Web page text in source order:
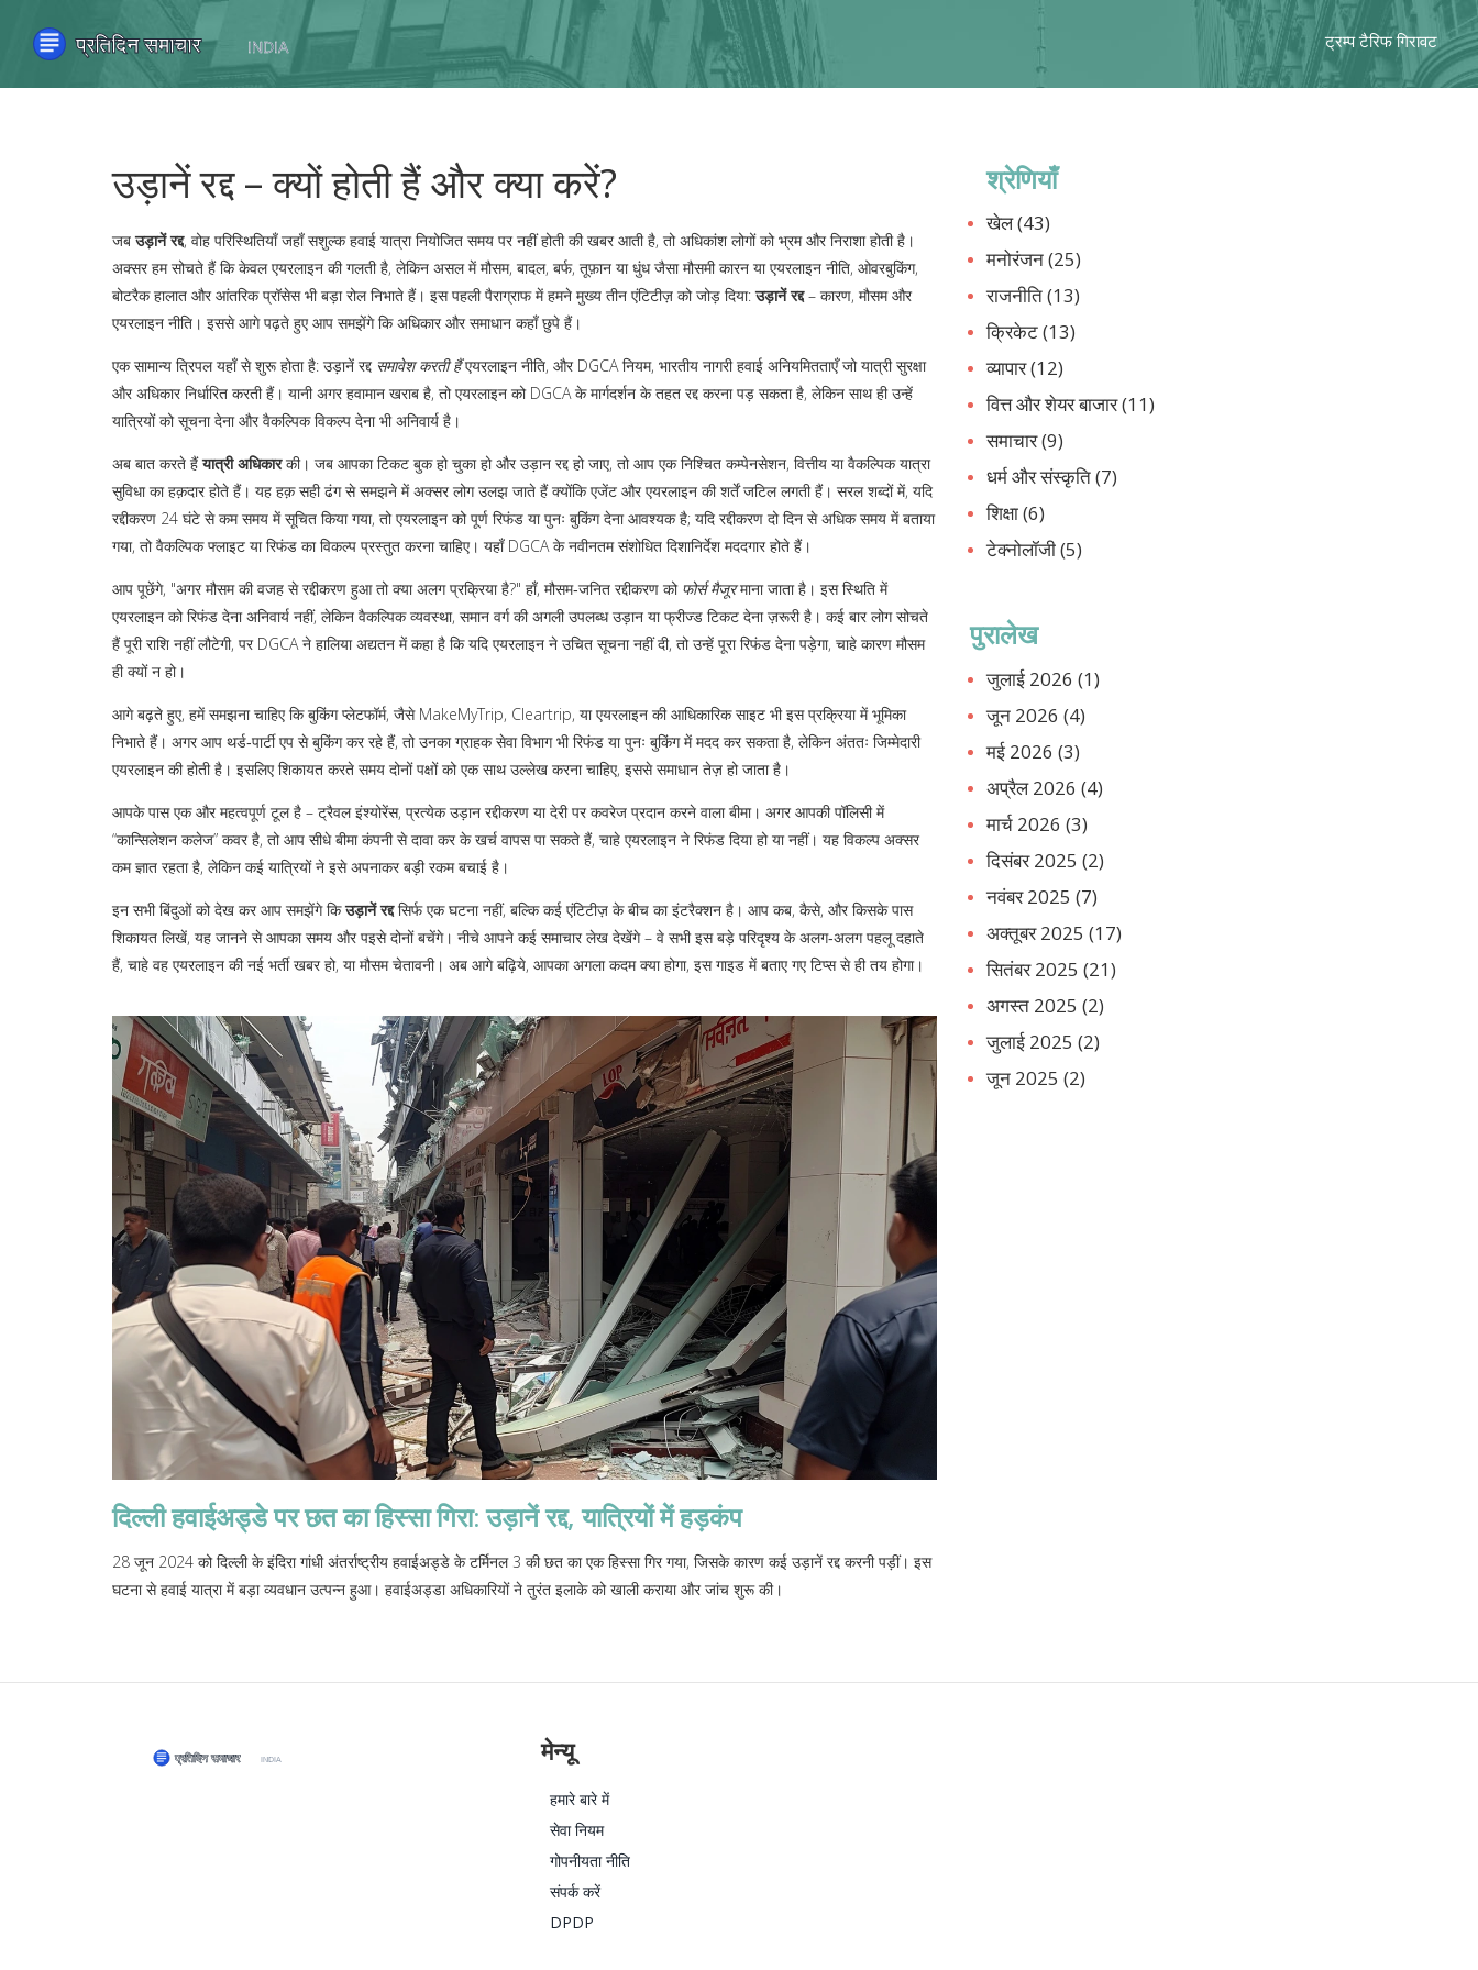
ट्रम्प टैरिफ गिरावट
उड़ानें रद्द – क्यों होती हैं और क्या करें?
जबउड़ानें रद्द, वोह परिस्थितियाँ जहाँ सशुल्क हवाई यात्रा नियोजित समय पर नहीं होतीकी खबर आती है, तो अधिकांश लोगों को भ्रम और निराशा होती है।
अक्सर हम सोचते हैं कि केवल एयरलाइन की गलती है, लेकिन असल मेंमौसम, बादल, बर्फ, तूफ़ान या धुंध जैसा मौसमी कारन याएयरलाइन नीति, ओवरबुकिंग,
बोटरैक हालात और आंतरिक प्रॉसेसभी बड़ा रोल निभाते हैं। इस पहली पैराग्राफ में हमने मुख्य तीन एंटिटीज़ को जोड़ दिया:उड़ानें रद्द– कारण, मौसम और
एयरलाइन नीति। इससे आगे पढ़ते हुए आप समझेंगे कि अधिकार और समाधान कहाँ छुपे हैं।
एक सामान्य त्रिपल यहाँ से शुरू होता है: उड़ानें रद्द समावेश करती हैं एयरलाइन नीति, और DGCA नियम, भारतीय नागरी हवाई अनियमितताएँ जो यात्री सुरक्षा
और अधिकार निर्धारित करती हैं। यानी अगर हवामान खराब है, तो एयरलाइन को DGCA के मार्गदर्शन के तहत रद्द करना पड़ सकता है, लेकिन साथ ही उन्हें
यात्रियों को सूचना देना और वैकल्पिक विकल्प देना भी अनिवार्य है।
अब बात करते हैंयात्री अधिकारकी। जब आपका टिकट बुक हो चुका हो और उड़ान रद्द हो जाए, तो आप एक निश्चित कम्पेनसेशन, वित्तीय या वैकल्पिक यात्रा
सुविधाका हक़दार होते हैं। यह हक़ सही ढंग से समझने में अक्सर लोग उलझ जाते हैं क्योंकि एजेंट और एयरलाइन की शर्तें जटिल लगती हैं। सरल शब्दों में, यदि
रद्दीकरण 24 घंटे से कम समय में सूचित किया गया, तो एयरलाइन को पूर्ण रिफंड या पुनः बुकिंग देना आवश्यक है; यदि रद्दीकरण दो दिन से अधिक समय में बताया
गया, तो वैकल्पिक फ्लाइट या रिफंड का विकल्प प्रस्तुत करना चाहिए। यहाँ DGCA के नवीनतम संशोधित दिशानिर्देश मददगार होते हैं।
आप पूछेंगे, "अगर मौसम की वजह से रद्दीकरण हुआ तो क्या अलग प्रक्रिया है?" हाँ, मौसम‑जनित रद्दीकरण को फोर्स मैजूरमाना जाता है। इस स्थिति में
एयरलाइन को रिफंड देना अनिवार्य नहीं, लेकिन वैकल्पिक व्यवस्था, समान वर्ग की अगली उपलब्ध उड़ान या फ्रीज्ड टिकट देना ज़रूरी है। कई बार लोग सोचते
हैं पूरी राशि नहीं लौटेगी, पर DGCA ने हालिया अद्यतन में कहा है कि यदि एयरलाइन ने उचित सूचना नहीं दी, तो उन्हें पूरा रिफंड देना पड़ेगा, चाहे कारण मौसम
ही क्यों न हो।
आगे बढ़ते हुए, हमें समझना चाहिए किबुकिंग प्लेटफॉर्म, जैसे MakeMyTrip, Cleartrip, या एयरलाइन की आधिकारिक साइट भी इस प्रक्रिया में भूमिका
निभाते हैं। अगर आप थर्ड‑पार्टी एप से बुकिंग कर रहे हैं, तो उनका ग्राहक सेवा विभाग भी रिफंड या पुनः बुकिंग में मदद कर सकता है, लेकिन अंततः जिम्मेदारी
एयरलाइन की होती है। इसलिए शिकायत करते समय दोनों पक्षों को एक साथ उल्लेख करना चाहिए, इससे समाधान तेज़ हो जाता है।
आपके पास एक और महत्वपूर्ण टूल है – ट्रैवल इंश्योरेंस, प्रत्येक उड़ान रद्दीकरण या देरी पर कवरेज प्रदान करने वाला बीमा। अगर आपकी पॉलिसी में
“कान्सिलेशन कलेज” कवर है, तो आप सीधे बीमा कंपनी से दावा कर के खर्च वापस पा सकते हैं, चाहे एयरलाइन ने रिफंड दिया हो या नहीं। यह विकल्प अक्सर
कम ज्ञात रहता है, लेकिन कई यात्रियों ने इसे अपनाकर बड़ी रकम बचाई है।
इन सभी बिंदुओं को देख कर आप समझेंगे किउड़ानें रद्दसिर्फ एक घटना नहीं, बल्कि कई एंटिटीज़ के बीच का इंटरैक्शन है। आप कब, कैसे, और किसके पास
शिकायत लिखें, यह जानने से आपका समय और पइसे दोनों बचेंगे। नीचे आपने कई समाचार लेख देखेंगे – वे सभी इस बड़े परिदृश्य के अलग‑अलग पहलू दहाते
हैं, चाहे वह एयरलाइन की नई भर्ती खबर हो, या मौसम चेतावनी। अब आगे बढ़िये, आपका अगला कदम क्या होगा, इस गाइड में बताए गए टिप्स से ही तय होगा।
दिल्ली हवाईअड्डे पर छत का हिस्सा गिरा: उड़ानें रद्द, यात्रियों में हड़कंप
28 जून 2024 को दिल्ली के इंदिरा गांधी अंतर्राष्ट्रीय हवाईअड्डे के टर्मिनल 3 की छत का एक हिस्सा गिर गया, जिसके कारण कई उड़ानें रद्द करनी पड़ीं। इस
घटना से हवाई यात्रा में बड़ा व्यवधान उत्पन्न हुआ। हवाईअड्डा अधिकारियों ने तुरंत इलाके को खाली कराया और जांच शुरू की।
श्रेणियाँ
खेल(43)
मनोरंजन(25)
राजनीति(13)
क्रिकेट(13)
व्यापार(12)
वित्त और शेयर बाजार(11)
समाचार(9)
धर्म और संस्कृति(7)
शिक्षा(6)
टेक्नोलॉजी(5)
पुरालेख
जुलाई 2026 (1)
जून 2026 (4)
मई 2026 (3)
अप्रैल 2026 (4)
मार्च 2026 (3)
दिसंबर 2025 (2)
नवंबर 2025 (7)
अक्तूबर 2025 (17)
सितंबर 2025 (21)
अगस्त 2025 (2)
जुलाई 2025 (2)
जून 2025 (2)
मेन्यू
हमारे बारे में
सेवा नियम
गोपनीयता नीति
संपर्क करें
DPDP